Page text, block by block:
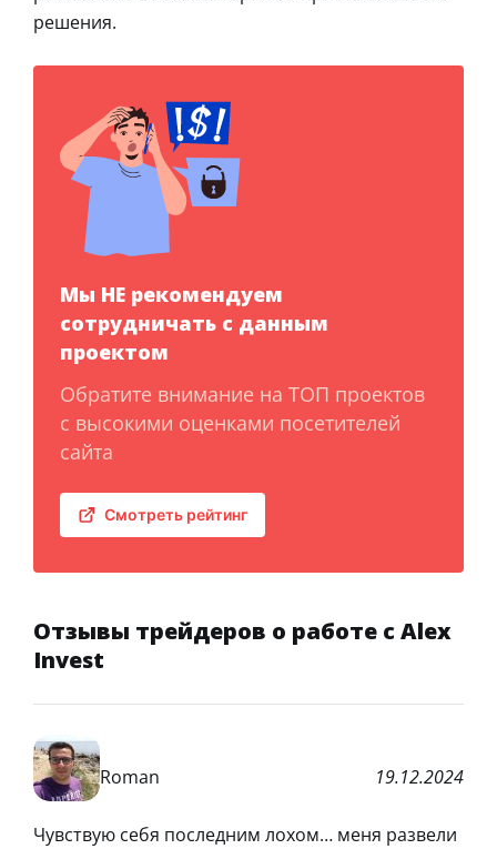
решения.
Мы НЕ рекомендуем
сотрудничать с данным
проектом
Обратите внимание на ТОП проектов
с высокими оценками посетителей
сайта
Смотреть рейтинг
Отзывы трейдеров о работе с Alex
Invest
Roman 19.12.2024
Чувствую себя последним лохом… меня развели